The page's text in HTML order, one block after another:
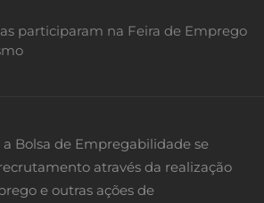
participaram na Feira de Emprego
a Bolsa de Empregabilidade se
através da realização
e outras ações de